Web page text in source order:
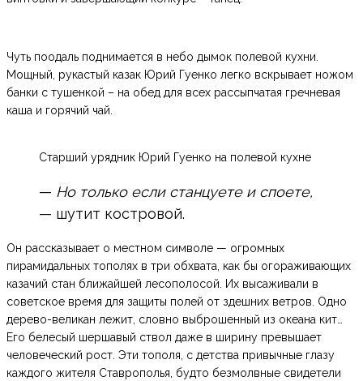
Чуть поодаль поднимается в небо дымок полевой кухни.
Мощный, рукастый казак Юрий Гуенко легко вскрывает ножом
банки с тушенкой – на обед для всех рассыпчатая гречневая
каша и горячий чай.
Старший урядник Юрий Гуенко на полевой кухне
— Но только если станцуете и споете,
— шутит костровой.
Он рассказывает о местном символе — огромных
пирамидальных тополях в три обхвата, как бы огораживающих
казачий стан ближайшей лесополосой. Их высаживали в
советское время для защиты полей от здешних ветров. Одно
дерево-великан лежит, словно выброшенный из океана кит…
Его белесый шершавый ствол даже в ширину превышает
человеческий рост. Эти тополя, с детства привычные глазу
каждого жителя Ставрополья, будто безмолвные свидетели